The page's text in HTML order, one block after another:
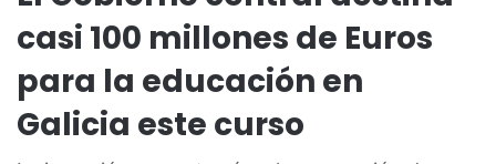
casi 100 millones de Euros
para la educación en
Galicia este curso